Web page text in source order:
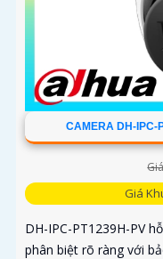
CAMERA DH-IPC-
Giá
DH-IPC-PT1239H-PV
phân biệt rõ ràng với